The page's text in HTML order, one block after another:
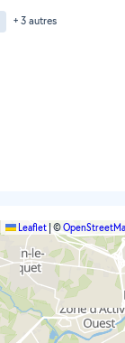
+ 3 autres
Leaflet ©